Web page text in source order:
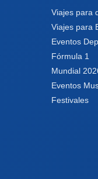
Viajes para
Viajes para
Eventos
Fórmula 1
Mundial
Eventos
Festivales